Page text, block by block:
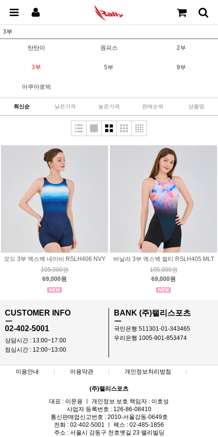
3부
탄탄이 원피스 2부
3부 5부 9부
아쿠아로빅
최신순 낮은가격 높은가격 판매순위 상품명
오드 3부 엑스백 네이비 RSLH406 NVY
105,000원
69,000원
바닐라 3부 엑스백 멀티 RSLH405 MLT
105,000원
69,000원
CUSTOMER INFO
ㅡ
02-402-5001
상담시간 : 13:00~17:00
점심시간 : 12:00~13:00
BANK (주)랠리스포츠
ㅡ
국민은행 511301-01-343465
우리은행 1005-901-853474
이용안내 이용약관 개인정보처리방침
(주)랠리스포츠
대표 : 이문용 ㅣ 개인정보 보호 책임자 : 이호성
사업자 등록번호 : 126-86-08410
통신판매업신고번호 : 2010-서울강동-0649호
전화 : 02-402-5001 ㅣ 팩스 : 02-485-1856
주소 : 서울시 강동구 천호옛길 23 랠리빌딩